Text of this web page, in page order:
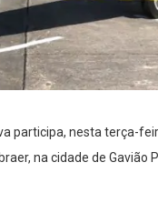
participa, nesta terça-
na cidade de